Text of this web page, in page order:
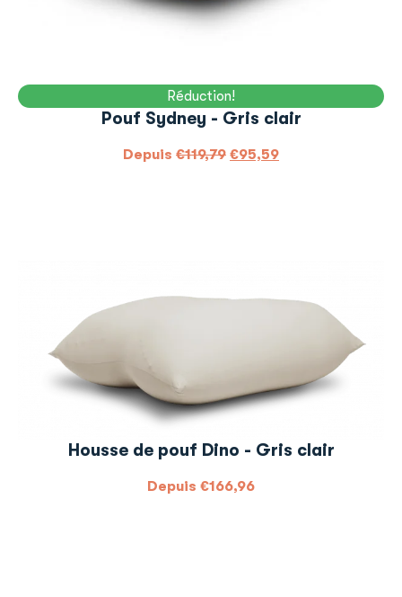
Réduction!
Pouf Sydney - Gris clair
Depuis €119,79 €95,59
Housse de pouf Dino - Gris clair
Depuis €166,96